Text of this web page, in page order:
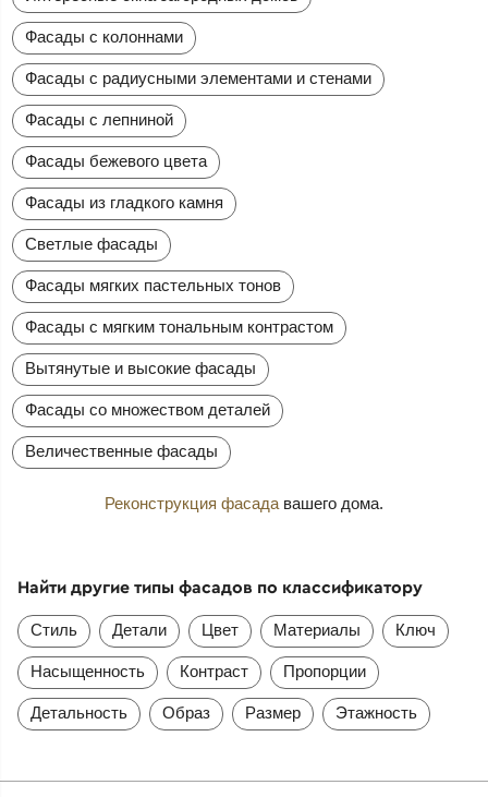
Фасады с колоннами
Фасады с радиусными элементами и стенами
Фасады с лепниной
Фасады бежевого цвета
Фасады из гладкого камня
Светлые фасады
Фасады мягких пастельных тонов
Фасады с мягким тональным контрастом
Вытянутые и высокие фасады
Фасады со множеством деталей
Величественные фасады
Реконструкция фасада вашего дома.
Найти другие типы фасадов по классификатору
Стиль Детали Цвет Материалы Ключ
Насыщенность Контраст Пропорции
Детальность Образ Размер Этажность